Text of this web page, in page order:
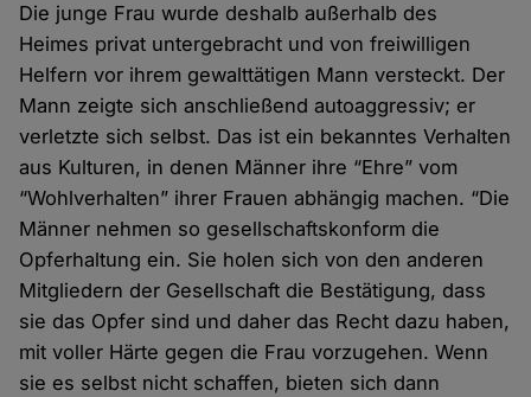
Die junge Frau wurde deshalb außerhalb des
Heimes privat untergebracht und von freiwilligen
Helfern vor ihrem gewalttätigen Mann versteckt. Der
Mann zeigte sich anschließend autoaggressiv; er
verletzte sich selbst. Das ist ein bekanntes Verhalten
aus Kulturen, in denen Männer ihre “Ehre” vom
“Wohlverhalten” ihrer Frauen abhängig machen. “Die
Männer nehmen so gesellschaftskonform die
Opferhaltung ein. Sie holen sich von den anderen
Mitgliedern der Gesellschaft die Bestätigung, dass
sie das Opfer sind und daher das Recht dazu haben,
mit voller Härte gegen die Frau vorzugehen. Wenn
sie es selbst nicht schaffen, bieten sich dann